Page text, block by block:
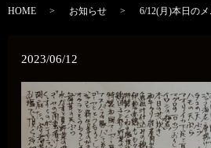
HOME お知らせ 6/12(月)本日のメ
2023/06/12